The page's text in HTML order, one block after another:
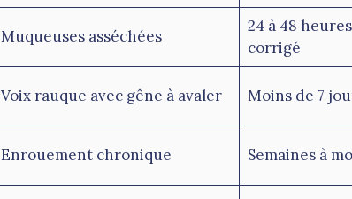
Muqueuses asséchées
24 à 48
corrigé
Voix rauque avec gêne à avaler Moins de 7
Enrouement chronique Semaines à